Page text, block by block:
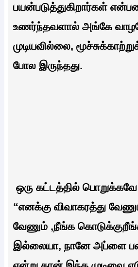
பயன்படுத்துகிறார்கள்
உணர்ந்தவளால் அங்கே
முடியவில்லை,
போல இருந்தது.
ஒரு கட்டத்தில் பொறுக்கவே
“எனக்கு விவாகரத்து
வேணும் ,நீங்க
இல்லையா, நானே அப்ளை